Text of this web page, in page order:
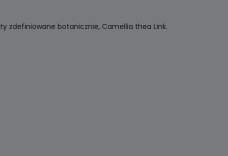
zdefiniowane botanicznie, Camellia thea Link.